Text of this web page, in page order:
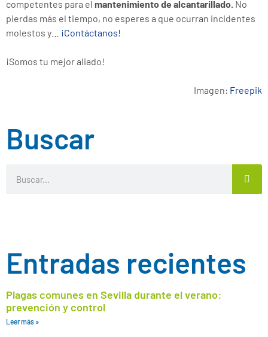
competentes para el mantenimiento de alcantarillado. No
pierdas más el tiempo, no esperes a que ocurran incidentes
molestos y… ¡Contáctanos!
¡Somos tu mejor aliado!
Imagen: Freepik
Buscar
Entradas recientes
Plagas comunes en Sevilla durante el verano:
prevención y control
Leer más »